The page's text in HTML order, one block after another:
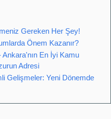
Gereken Her Şey!
Önem Kazanır?
En İyi Kamu
Adresi
Gelişmeler: Yeni Dönemde